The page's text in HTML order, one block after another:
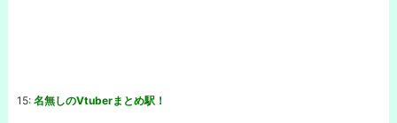
15: 名無しのVtuberまとめ駅！